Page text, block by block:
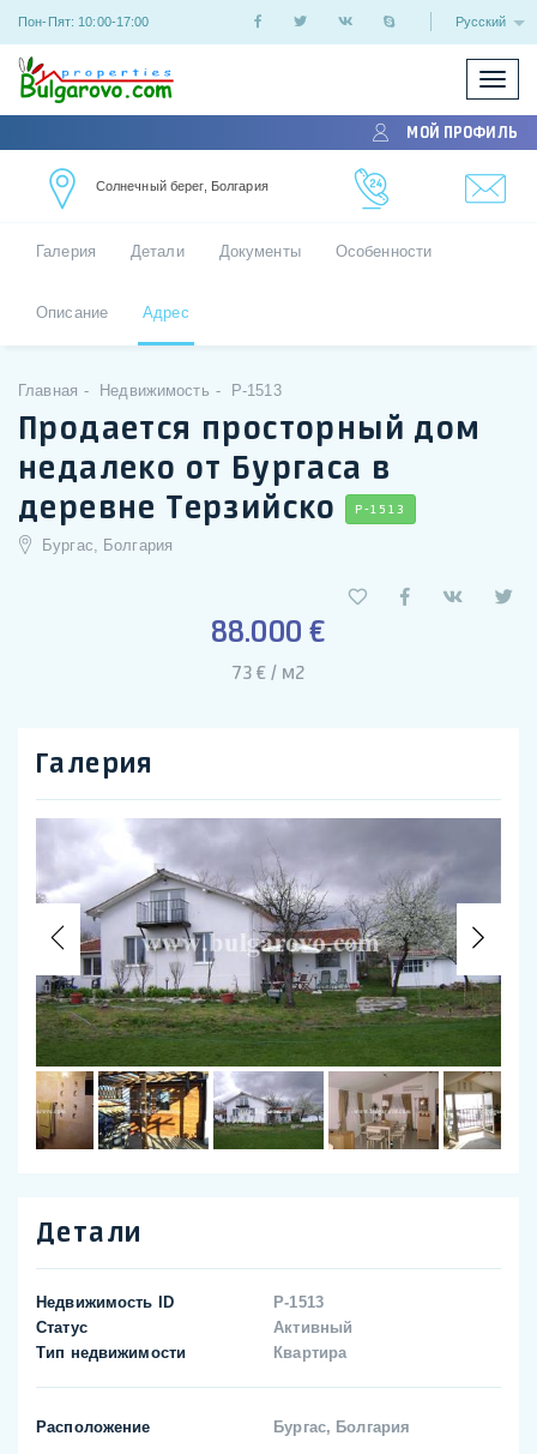
Пон-Пят: 10:00-17:00 Русский
/
МОЙ ПРОФИЛЬ
Солнечный берег, Болгария
Галерия Детали Документы Особенности
Описание Адрес
Главная Недвижимость P-1513
Продается просторный дом
недалеко от Бургаса в
деревне Терзийско
P-1513
Бургас, Болгария
88.000 €
73 € / м2
Галерия
Previous
Детали
Недвижимость ID
P-1513
Статус
Активный
Тип недвижимости
Квартира
Расположение Бургас, Болгария